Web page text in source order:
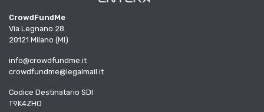
CrowdFundMe
Via Legnano 28
20121 Milano (MI)
info@crowdfundme.it
crowdfundme@legalmail.it
Codice Destinatario SDI
T9K4ZHO